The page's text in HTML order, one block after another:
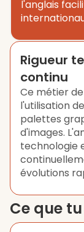
l'anglais
Rigueur
continu
Ce métier
l'utilisation
palettes
d'images.
technologie
évolutions
Ce que